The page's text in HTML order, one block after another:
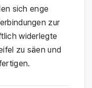
sich enge
zur
widerlegte
zu säen und